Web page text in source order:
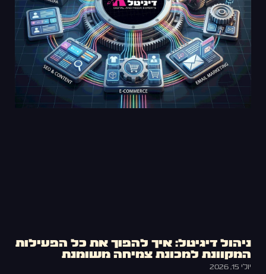
ניהול דיגיטל: איך להפוך את כל הפעילות
המקוונת למכונת צמיחה משומנת
יולי 15, 2026